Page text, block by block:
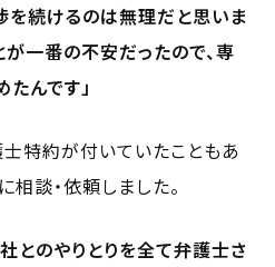
を続けるのは無理だと思いま
一番の不安だったので、専
んです」
特約が付いていたこともあ
相談・依頼しました。
とのやりとりを全て弁護士さ